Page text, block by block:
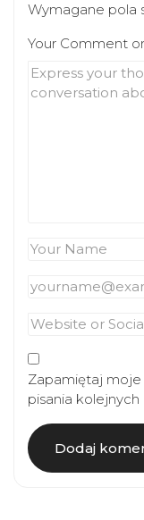
Wymagane pola
Your Comment
Zapamiętaj
pisania